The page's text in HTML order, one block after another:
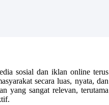
sosial dan iklan online terus
secara luas, nyata, dan
yang sangat relevan, terutama